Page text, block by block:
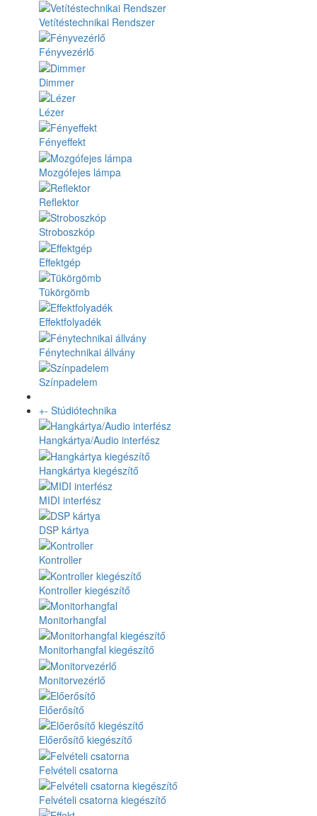
Vetítéstechnikai Rendszer
Fényvezérlő
Dimmer
Lézer
Fényeffekt
Mozgófejes lámpa
Reflektor
Stroboszkóp
Effektgép
Tükörgömb
Effektfolyadék
Fénytechnikai állvány
Színpadelem
+- Stúdiótechnika
Hangkártya/Audio interfész
Hangkártya kiegészítő
MIDI interfész
DSP kártya
Kontroller
Kontroller kiegészítő
Monitorhangfal
Monitorhangfal kiegészítő
Monitorvezérlő
Előerősítő
Előerősítő kiegészítő
Felvételi csatorna
Felvételi csatorna kiegészítő